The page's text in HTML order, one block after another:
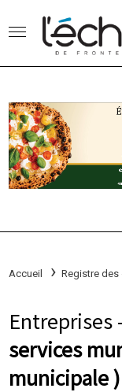
Accueil Registre des
Entreprises -
services
municipale )